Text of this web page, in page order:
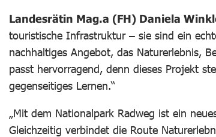
Landesrätin Mag.a (FH) Daniela
touristische Infrastruktur – sie sind ein
nachhaltiges Angebot, das Naturerlebnis,
passt hervorragend, denn dieses Projekt
gegenseitiges Lernen.“
„Mit dem Nationalpark Radweg ist ein
Gleichzeitig verbindet die Route